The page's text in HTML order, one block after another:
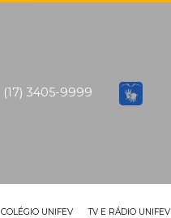
(17) 3405-9999
COLÉGIO UNIFEV TV E RÁDIO UNIFEV